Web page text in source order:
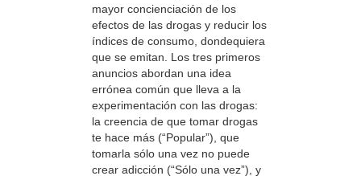
mayor concienciación de los
efectos de las drogas y reducir los
índices de consumo, dondequiera
que se emitan. Los tres primeros
anuncios abordan una idea
errónea común que lleva a la
experimentación con las drogas:
la creencia de que tomar drogas
te hace más (“Popular”), que
tomarla sólo una vez no puede
crear adicción (“Sólo una vez”), y